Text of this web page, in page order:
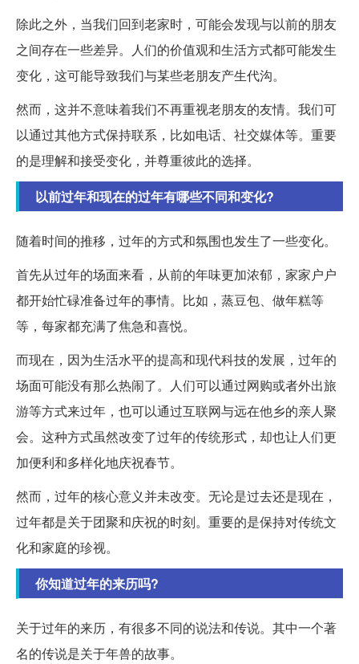
除此之外，当我们回到老家时，可能会发现与以前的朋友
之间存在一些差异。人们的价值观和生活方式都可能发生
变化，这可能导致我们与某些老朋友产生代沟。
然而，这并不意味着我们不再重视老朋友的友情。我们可
以通过其他方式保持联系，比如电话、社交媒体等。重要
的是理解和接受变化，并尊重彼此的选择。
以前过年和现在的过年有哪些不同和变化?
随着时间的推移，过年的方式和氛围也发生了一些变化。
首先从过年的场面来看，从前的年味更加浓郁，家家户户
都开始忙碌准备过年的事情。比如，蒸豆包、做年糕等
等，每家都充满了焦急和喜悦。
而现在，因为生活水平的提高和现代科技的发展，过年的
场面可能没有那么热闹了。人们可以通过网购或者外出旅
游等方式来过年，也可以通过互联网与远在他乡的亲人聚
会。这种方式虽然改变了过年的传统形式，却也让人们更
加便利和多样化地庆祝春节。
然而，过年的核心意义并未改变。无论是过去还是现在，
过年都是关于团聚和庆祝的时刻。重要的是保持对传统文
化和家庭的珍视。
你知道过年的来历吗?
关于过年的来历，有很多不同的说法和传说。其中一个著
名的传说是关于年兽的故事。